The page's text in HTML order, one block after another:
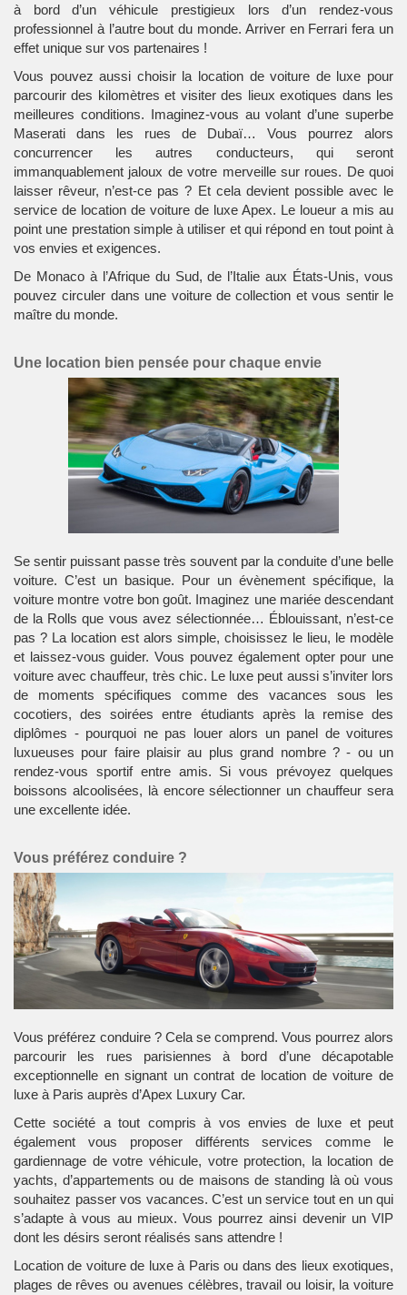
à bord d’un véhicule prestigieux lors d’un rendez-vous
professionnel à l’autre bout du monde. Arriver en Ferrari fera un
effet unique sur vos partenaires !
Vous pouvez aussi choisir la location de voiture de luxe pour
parcourir des kilomètres et visiter des lieux exotiques dans les
meilleures conditions. Imaginez-vous au volant d’une superbe
Maserati dans les rues de Dubaï… Vous pourrez alors
concurrencer les autres conducteurs, qui seront
immanquablement jaloux de votre merveille sur roues. De quoi
laisser rêveur, n’est-ce pas ? Et cela devient possible avec le
service de location de voiture de luxe Apex. Le loueur a mis au
point une prestation simple à utiliser et qui répond en tout point à
vos envies et exigences.
De Monaco à l’Afrique du Sud, de l’Italie aux États-Unis, vous
pouvez circuler dans une voiture de collection et vous sentir le
maître du monde.
Une location bien pensée pour chaque envie
Se sentir puissant passe très souvent par la conduite d’une belle
voiture. C’est un basique. Pour un évènement spécifique, la
voiture montre votre bon goût. Imaginez une mariée descendant
de la Rolls que vous avez sélectionnée… Éblouissant, n’est-ce
pas ? La location est alors simple, choisissez le lieu, le modèle
et laissez-vous guider. Vous pouvez également opter pour une
voiture avec chauffeur, très chic. Le luxe peut aussi s’inviter lors
de moments spécifiques comme des vacances sous les
cocotiers, des soirées entre étudiants après la remise des
diplômes - pourquoi ne pas louer alors un panel de voitures
luxueuses pour faire plaisir au plus grand nombre ? - ou un
rendez-vous sportif entre amis. Si vous prévoyez quelques
boissons alcoolisées, là encore sélectionner un chauffeur sera
une excellente idée.
Vous préférez conduire ?
Vous préférez conduire ? Cela se comprend. Vous pourrez alors
parcourir les rues parisiennes à bord d’une décapotable
exceptionnelle en signant un contrat de location de voiture de
luxe à Paris auprès d’Apex Luxury Car.
Cette société a tout compris à vos envies de luxe et peut
également vous proposer différents services comme le
gardiennage de votre véhicule, votre protection, la location de
yachts, d’appartements ou de maisons de standing là où vous
souhaitez passer vos vacances. C’est un service tout en un qui
s’adapte à vous au mieux. Vous pourrez ainsi devenir un VIP
dont les désirs seront réalisés sans attendre !
Location de voiture de luxe à Paris ou dans des lieux exotiques,
plages de rêves ou avenues célèbres, travail ou loisir, la voiture